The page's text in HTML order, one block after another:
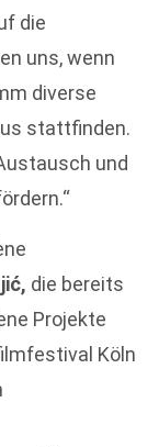
die
uns, wenn
diverse
stattfinden.
und
die bereits
Projekte
Köln